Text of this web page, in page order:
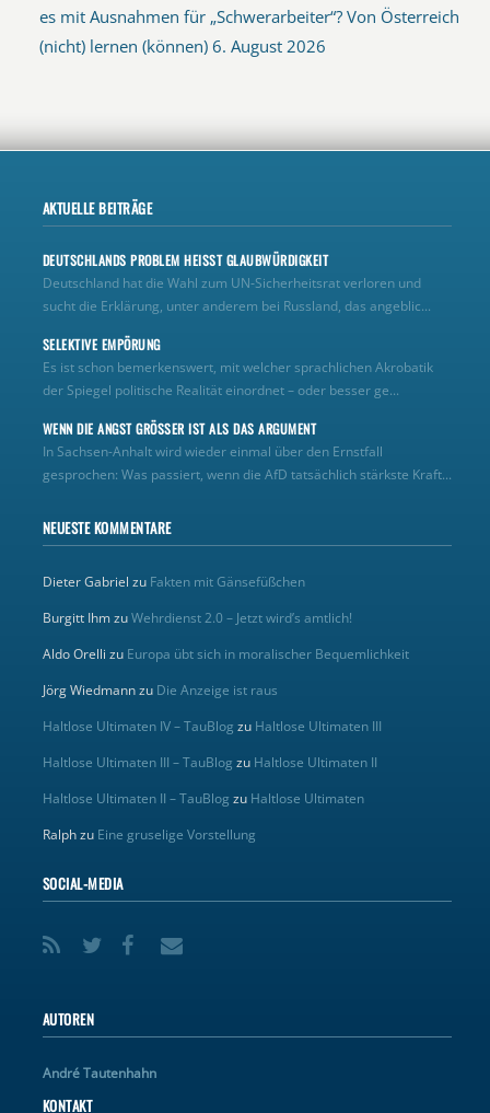
es mit Ausnahmen für „Schwerarbeiter“? Von Österreich
(nicht) lernen (können) 6. August 2026
AKTUELLE BEITRÄGE
DEUTSCHLANDS PROBLEM HEISST GLAUBWÜRDIGKEIT
Deutschland hat die Wahl zum UN‑Sicherheitsrat verloren und
sucht die Erklärung, unter anderem bei Russland, das angeblic...
SELEKTIVE EMPÖRUNG
Es ist schon bemerkenswert, mit welcher sprachlichen Akrobatik
der Spiegel politische Realität einordnet – oder besser ge...
WENN DIE ANGST GRÖSSER IST ALS DAS ARGUMENT
In Sachsen-Anhalt wird wieder einmal über den Ernstfall
gesprochen: Was passiert, wenn die AfD tatsächlich stärkste Kraft...
NEUESTE KOMMENTARE
Dieter Gabriel zu Fakten mit Gänsefüßchen
Burgitt IhmzuWehrdienst 2.0 – Jetzt wird’s amtlich!
Aldo Orelli zu Europa übt sich in moralischer Bequemlichkeit
Jörg Wiedmannzu Die Anzeige ist raus
Haltlose Ultimaten IV – TauBlog zu Haltlose Ultimaten III
Haltlose Ultimaten III – TauBlog zu Haltlose Ultimaten II
Haltlose Ultimaten II – TauBlog zu Haltlose Ultimaten
Ralphzu Eine gruselige Vorstellung
SOCIAL-MEDIA
AUTOREN
André Tautenhahn
KONTAKT